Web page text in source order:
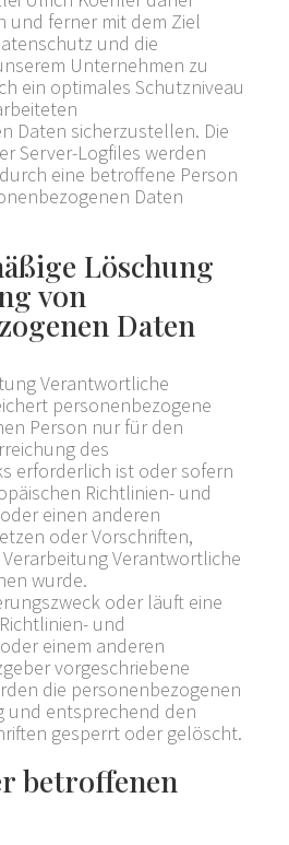
und ferner mit dem Ziel
und die
Unternehmen zu
ein optimales Schutzniveau
Daten sicherzustellen. Die
Server-Logfiles werden
eine betroffene Person
Daten
Löschung
von
Daten
Verantwortliche
personenbezogene
Person nur für den
des
erforderlich ist oder sofern
Richtlinien- und
einen anderen
oder Vorschriften,
Verantwortliche
wurde.
oder läuft eine
und
einem anderen
vorgeschriebene
die personenbezogenen
und entsprechend den
gesperrt oder gelöscht.
betroffenen